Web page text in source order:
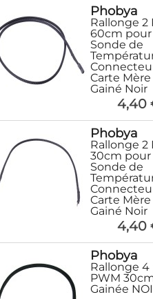
Phobya
Rallonge 2
60cm pour
Sonde de
Carte Mère
Gainé Noir
4,40
Phobya
Rallonge 2
30cm pour
Sonde de
Carte Mère
Gainé Noir
4,40
Phobya
Rallonge 4
PWM
Gainée